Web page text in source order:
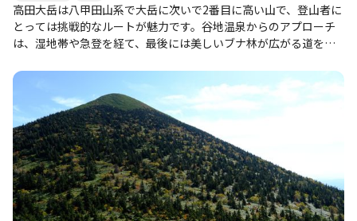
高田大岳は八甲田山系で大岳に次いで2番目に高い山で、登山者に
とっては挑戦的なルートが魅力です。谷地温泉からのアプローチ
は、湿地帯や急登を経て、最後には美しいブナ林が広がる道を進
こぎが必要な時期もあるため、体力に自信のある健脚者向けのコ
ースです。登山者は、時折見える絶景に励まされながら、忍耐強
く登り続けることが求められます。 登頂後には、八甲田連峰の大
パノラマが広がり、達成感を味わうことができます。特に、山頂
からの眺望は素晴らしく、岩木山や陸奥湾を見渡すことができる
ため、写真愛好家にもおすすめです。登山者の中には、山頂での
景色に感動して涙を流す方もいるほどです。 また、春になるとハ
イマツなどの灌木が出てきて、厳冬期とは異なる難易度が増すた
め、シーズンごとの魅力を楽しむことができます。特に冬は、雪